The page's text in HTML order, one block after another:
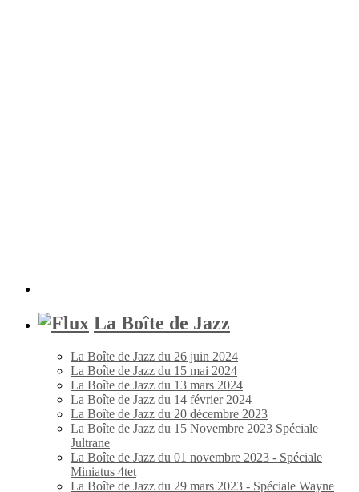
La Boîte de Jazz
La Boîte de Jazz du 26 juin 2024
La Boîte de Jazz du 15 mai 2024
La Boîte de Jazz du 13 mars 2024
La Boîte de Jazz du 14 février 2024
La Boîte de Jazz du 20 décembre 2023
La Boîte de Jazz du 15 Novembre 2023 Spéciale
Jultrane
La Boîte de Jazz du 01 novembre 2023 - Spéciale
Miniatus 4tet
La Boîte de Jazz du 29 mars 2023 - Spéciale Wayne